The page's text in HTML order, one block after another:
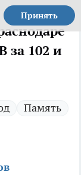
Принять
за 102 и
Память